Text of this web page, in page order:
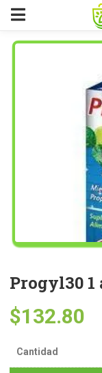
Progyl30
$132.80
Cantidad